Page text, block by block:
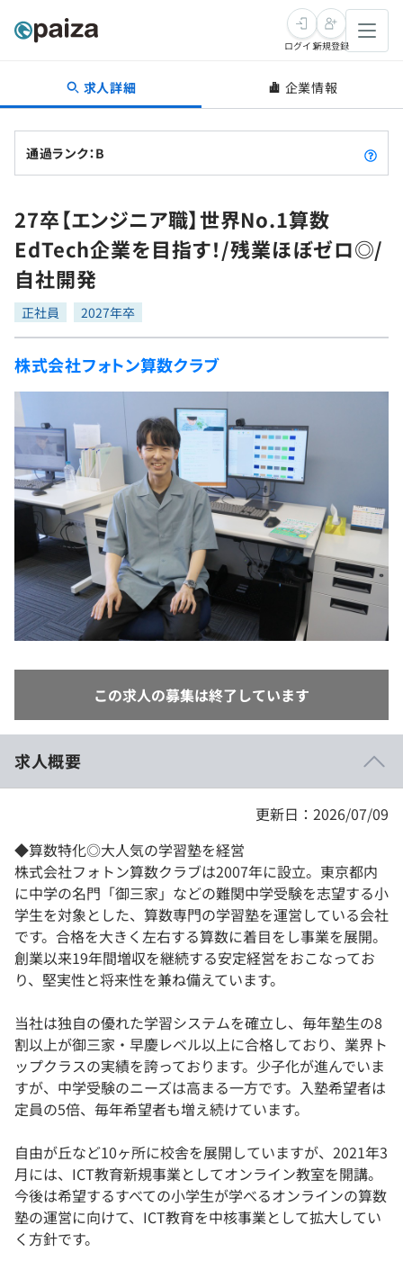
転職・キャリア
転職成功ガイド
転職エージェント
インタビュー
転職成功ガイド
新卒就活
求人検索
本選考
インターン
新卒エージェント
インタビュー
就活成功ガイド
学習
問題集
4択課題
リファレンス
プラン
個人向けプラン
法人向けプラン
学校向けプラン
プログラミング言語
再チャレンジ結果一覧
ゲーム・マンガ
Tech Team Journal
paiza times
note
paizaとは？
ログイン新規登録
求人詳細 企業情報
通過ランク：B
27卒【エンジニア職】世界No.1算数
EdTech企業を目指す！/残業ほぼゼロ◎/
自社開発
正社員 2027年卒
株式会社フォトン算数クラブ
この求人の募集は終了しています
求人概要
更新日：2026/07/09
◆算数特化◎大人気の学習塾を経営
株式会社フォトン算数クラブは2007年に設立。東京都内
に中学の名門「御三家」などの難関中学受験を志望する小
学生を対象とした、算数専門の学習塾を運営している会社
です。合格を大きく左右する算数に着目をし事業を展開。
創業以来19年間増収を継続する安定経営をおこなってお
り、堅実性と将来性を兼ね備えています。
当社は独自の優れた学習システムを確立し、毎年塾生の8
割以上が御三家・早慶レベル以上に合格しており、業界ト
ップクラスの実績を誇っております。少子化が進んでいま
すが、中学受験のニーズは高まる一方です。入塾希望者は
定員の5倍、毎年希望者も増え続けています。
自由が丘など10ヶ所に校舎を展開していますが、2021年3
月には、ICT教育新規事業としてオンライン教室を開講。
今後は希望するすべての小学生が学べるオンラインの算数
塾の運営に向けて、ICT教育を中核事業として拡大してい
く方針です。